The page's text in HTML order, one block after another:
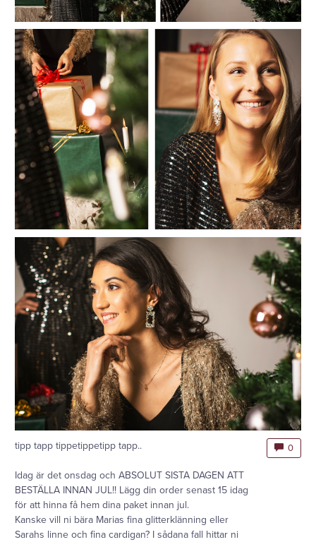
tipp tapp tippetippetipp tapp..
Idag är det onsdag och ABSOLUT SISTA DAGEN ATT
BESTÄLLA INNAN JUL!! Lägg din order senast 15 idag
för att hinna få hem dina paket innan jul.
Kanske vill ni bära Marias fina glitterklänning eller
Sarahs linne och fina cardigan? I sådana fall hittar ni
0